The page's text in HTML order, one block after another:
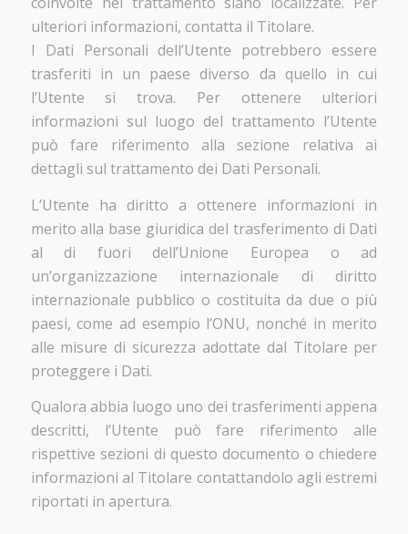
ulteriori informazioni, contatta il Titolare.
I Dati Personali dell’Utente potrebbero essere
trasferiti in un paese diverso da quello in cui
l’Utente si trova. Per ottenere ulteriori
informazioni sul luogo del trattamento l’Utente
può fare riferimento alla sezione relativa ai
dettagli sul trattamento dei Dati Personali.
L’Utente ha diritto a ottenere informazioni in
merito alla base giuridica del trasferimento di Dati
al di fuori dell’Unione Europea o ad
un’organizzazione internazionale di diritto
internazionale pubblico o costituita da due o più
paesi, come ad esempio l’ONU, nonché in merito
alle misure di sicurezza adottate dal Titolare per
proteggere i Dati.
Qualora abbia luogo uno dei trasferimenti appena
descritti, l’Utente può fare riferimento alle
rispettive sezioni di questo documento o chiedere
informazioni al Titolare contattandolo agli estremi
riportati in apertura.